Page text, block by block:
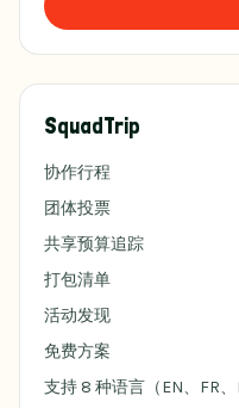
SquadTrip
协作行程
团体投票
共享预算追踪
打包清单
活动发现
免费方案
支持 8 种语言（EN、FR、